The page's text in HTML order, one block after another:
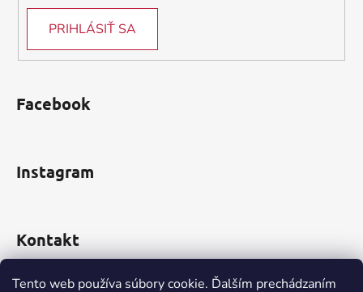
Tento web používa súbory cookie. Ďalším prechádzaním
PRIHLÁSIŤ SA
Facebook
Instagram
Kontakt
obchod@incomp.sk